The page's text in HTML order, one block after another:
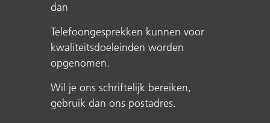
dan
Telefoongesprekken kunnen voor
kwaliteitsdoeleinden worden
opgenomen.
Wil je ons schriftelijk bereiken,
gebruik dan ons postadres.